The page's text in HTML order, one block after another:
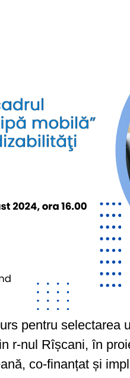
pentru selectarea
r-nul Rîșcani, în
co-finanțat și